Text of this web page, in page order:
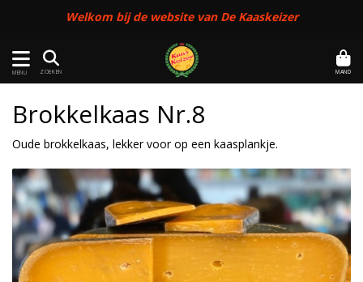
Welkom bij de website van De Kaaskeizer
MENU ZOEKEN MAND
Brokkelkaas Nr.8
Oude brokkelkaas, lekker voor op een kaasplankje.